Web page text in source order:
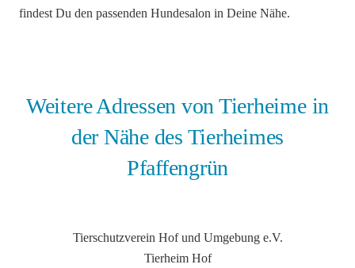
findest Du den passenden Hundesalon in Deine Nähe.
Weitere Adressen von Tierheime in
der Nähe des Tierheimes
Pfaffengrün
Tierschutzverein Hof und Umgebung e.V.
Tierheim Hof